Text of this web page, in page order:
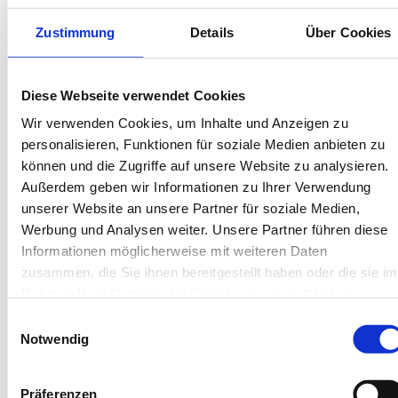
Zustimmung Details Über Cookies
Diese Webseite verwendet Cookies
Wir verwenden Cookies, um Inhalte und Anzeigen zu
personalisieren, Funktionen für soziale Medien anbieten zu
können und die Zugriffe auf unsere Website zu analysieren.
Außerdem geben wir Informationen zu Ihrer Verwendung
unserer Website an unsere Partner für soziale Medien,
Werbung und Analysen weiter. Unsere Partner führen diese
Informationen möglicherweise mit weiteren Daten
zusammen, die Sie ihnen bereitgestellt haben oder die sie im
Notwendig
Präferenzen
Kartenzahlung möglich
Endreinigung inklusive
Wäschepakete inklusive
Gäste-App mit digitalen Bonusprogrammen
Bismarckstr. 43, 26757 Borkum
Objekt-Nr.: 4030016
Diese Unterkunft teilen: